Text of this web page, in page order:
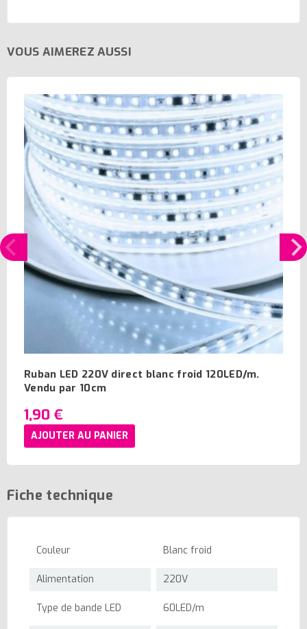
VOUS AIMEREZ AUSSI
Ruban LED 220V direct blanc froid 120LED/m.
Vendu par 10cm
1,90 €
AJOUTER AU PANIER
Fiche technique
Couleur Blanc froid
Alimentation 220V
Type de bande LED 60LED/m